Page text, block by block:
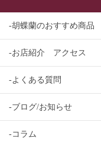
-胡蝶蘭のおすすめ商品
-お店紹介 アクセス
-よくある質問
-ブログ/お知らせ
-コラム